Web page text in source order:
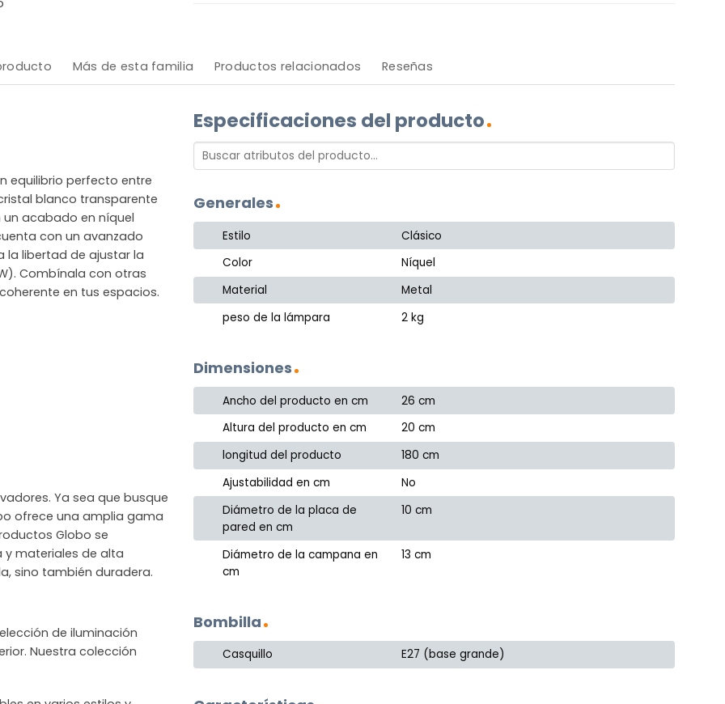
Más de esta familia Productos relacionados Reseñas
equilibrio perfecto entre
blanco transparente
acabado en níquel
con un avanzado
la libertad de ajustar la
Combínala con otras
en tus espacios.
Ya sea que busque
ofrece una amplia gama
Globo se
y materiales de alta
sino también duradera.
de iluminación
Nuestra colección
Especificaciones del producto
Generales
Estilo
Clásico
Color
Níquel
Material
Metal
peso de la lámpara
2 kg
Dimensiones
Ancho del producto en cm
26 cm
Altura del producto en cm
20 cm
longitud del producto
180 cm
Ajustabilidad en cm
No
Diámetro de la placa de
pared en cm
10 cm
Diámetro de la campana en
cm
13 cm
Bombilla
Casquillo E27 (base grande)